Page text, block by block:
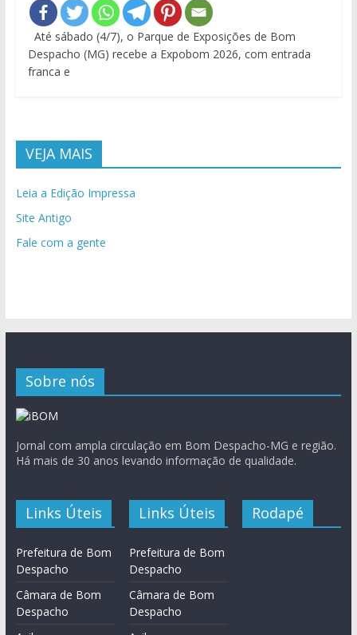
Até sábado (4/7), o Parque de Exposições de Bom
Despacho (MG) recebe a Expobom 2026, com entrada
franca e
VEJA MAIS
Leia a Edição Impressa
Site Antigo
Fale com a gente
Sobre nós
Jornal com ampla circulação em Bom Despacho-MG e região.
Há mais de 30 anos levando informação de qualidade.
Links Úteis
Prefeitura de Bom
Despacho
Câmara de Bom
Despacho
Links Úteis
Prefeitura de Bom
Despacho
Câmara de Bom
Despacho
Rodapé